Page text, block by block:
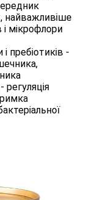
найважливіше
і мікрофлори
пребіотиків -